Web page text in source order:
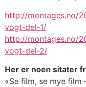
http://montages.no/
vogt-del-1/
http://montages.no/
vogt-del-2/
Her er noen sitater
«Se film, se mye